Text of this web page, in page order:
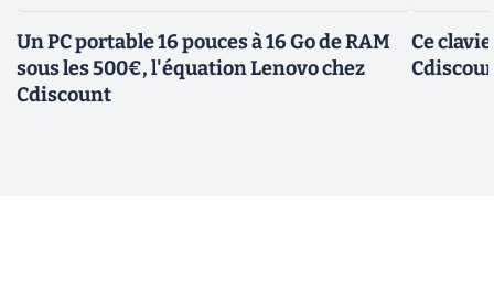
Un PC portable 16 pouces à 16 Go de RAM
sous les 500€, l'équation Lenovo chez
Cdiscount
Ce